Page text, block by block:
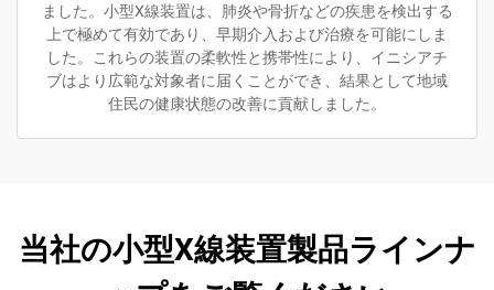
ました。小型X線装置は、肺炎や骨折などの疾患を検出する
上で極めて有効であり、早期介入および治療を可能にしま
した。これらの装置の柔軟性と携帯性により、イニシアチ
ブはより広範な対象者に届くことができ、結果として地域
住民の健康状態の改善に貢献しました。
当社の小型X線装置製品ラインナ